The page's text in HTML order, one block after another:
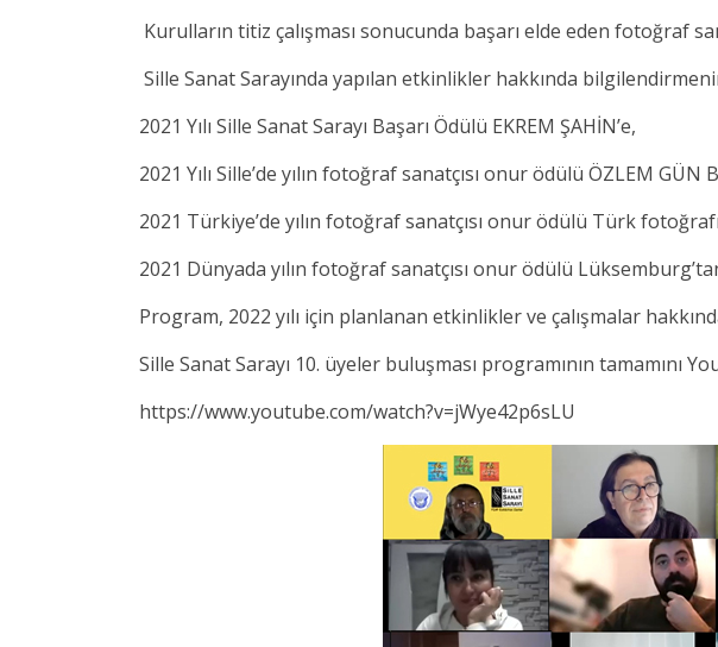
Kurulların titiz çalışması sonucunda başarı elde eden fotoğraf
Sille Sanat Sarayında yapılan etkinlikler hakkında
2021 Yılı Sille Sanat Sarayı Başarı Ödülü EKREM ŞAHİN’e,
2021 Yılı Sille’de yılın fotoğraf sanatçısı onur ödülü ÖZLEM GÜN
2021 Türkiye’de yılın fotoğraf sanatçısı onur ödülü Türk
2021 Dünyada yılın fotoğraf sanatçısı onur ödülü
Program, 2022 yılı için planlanan etkinlikler ve çalışmalar
Sille Sanat Sarayı 10. üyeler buluşması programının tamamını
https://www.youtube.com/watch?v=jWye42p6sLU